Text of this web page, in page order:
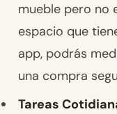
mueble pero no
espacio que
app, podrás
una compra
Tareas